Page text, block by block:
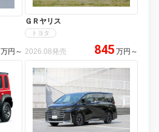
万円 ～
ＧＲヤリス
トヨタ
2026.08発売 845 万円 ～